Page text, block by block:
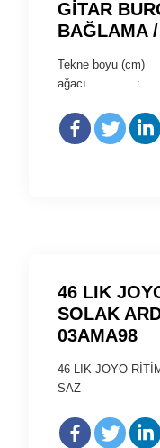
GİTAR
BAĞLAMA
Tekne boyu
ağacı :
46 LIK
SOLAK
03AMA98
46 LIK JOYO
SAZ